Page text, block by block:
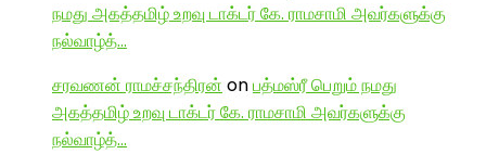
நமது அகத்தமிழ் உறவு டாக்டர் கே. ராமசாமி அவர்களுக்கு
நல்வாழ்த்…
சரவணன் ராமச்சந்திரன் onபத்மஸ்ரீ பெறும் நமது
அகத்தமிழ் உறவு டாக்டர் கே. ராமசாமி அவர்களுக்கு
நல்வாழ்த்…